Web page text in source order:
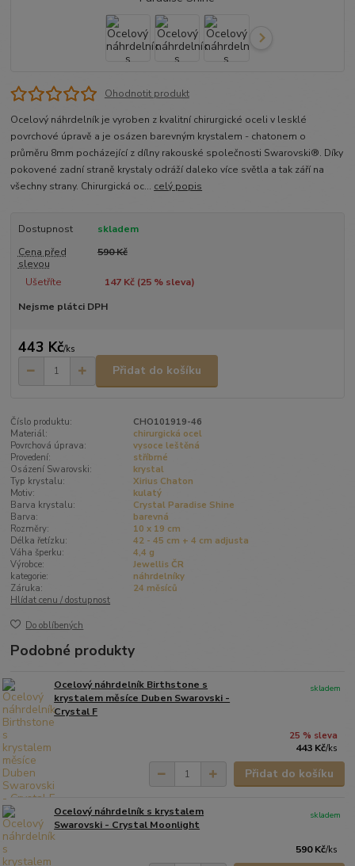
Ohodnotit produkt
Ocelový náhrdelník je vyroben z kvalitní chirurgické oceli v lesklé
povrchové úpravě a je osázen barevným krystalem - chatonem o
průměru 8mm pocházející z dílny rakouské společnosti Swarovski®. Díky
pokovené zadní straně krystaly odráží daleko více světla a tak září na
všechny strany. Chirurgická oc... celý popis
Dostupnost
skladem
Cena před
slevou
590 Kč
Ušetříte 147 Kč (25% sleva)
Nejsme plátci DPH
443 Kč/ks
Přidat do košíku
Číslo produktu:
CHO101919-46
Materiál:
chirurgická ocel
Povrchová úprava:
vysoce leštěná
Provedení:
stříbrné
Osázení Swarovski:
krystal
Typ krystalu:
Xirius Chaton
Motiv:
kulatý
Barva krystalu:
Crystal Paradise Shine
Barva:
barevná
Rozměry:
10 x 19 cm
Délka řetízku:
42 - 45 cm + 4 cm adjusta
Váha šperku:
4,4 g
Výrobce:
Jewellis ČR
kategorie:
náhrdelníky
Záruka:
24 měsíců
Hlídat cenu / dostupnost
Do oblíbených
Podobné produkty
Ocelový náhrdelník Birthstone s
krystalem měsíce Duben Swarovski -
Crystal F
25 % sleva
443 Kč/ks
skladem
Přidat do košíku
Ocelový náhrdelník s krystalem
Swarovski - Crystal Moonlight
590 Kč/ks
skladem